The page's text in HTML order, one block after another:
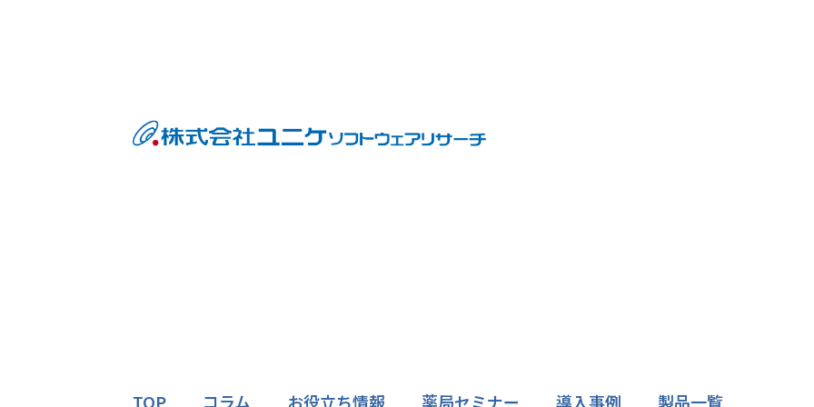
TOP コラム お役立ち情報 薬局セミナー 導入事例 製品一覧